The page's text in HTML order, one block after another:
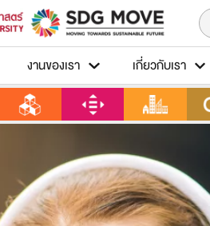
งานของเรา เกี่ยวกับเรา